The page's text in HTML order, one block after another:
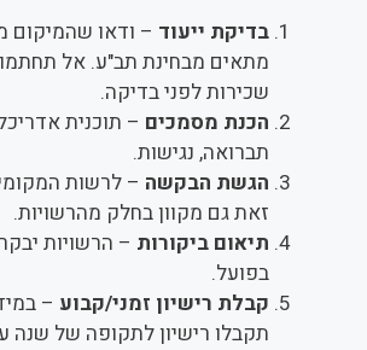
בדיקת ייעוד – ודאו שהמיקום
מתאים מבחינת תב"ע. אל
שכירות לפני בדיקה.
הכנת מסמכים – תוכנית
תברואה, נגישות.
הגשת הבקשה – לרשות
זאת גם מקוון בחלק מהרשויות.
תיאום ביקורות – הרשויות
בפועל.
קבלת רישיון זמני/קבוע –
תקבלו רישיון לתקופה של שנה